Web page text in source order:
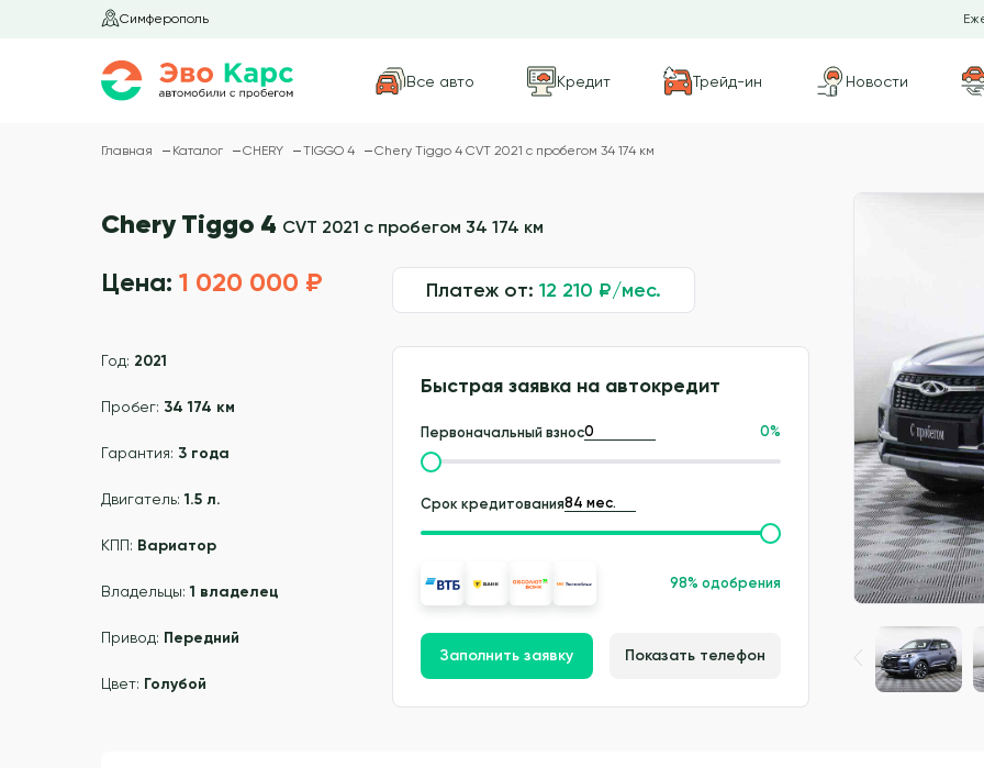
Симферополь
Все авто Кредит Трейд-ин Новости
Главная Каталог CHERY TIGGO 4 Chery Tiggo 4 CVT 2021 с пробегом 34 174 км
Chery Tiggo 4 CVT 2021 с пробегом 34 174 км
Цена: 1 020 000 ₽
Год: 2021
Пробег: 34 174 км
Гарантия: 3 года
Двигатель:1.5 л.
КПП: Вариатор
Владельцы:1 владелец
Привод: Передний
Цвет: Голубой
Платеж от: 12 210 ₽/мес.
Быстрая заявка на автокредит
Первоначальный взнос 0%
Срок кредитования
98% одобрения
Заполнить заявку Показать телефон